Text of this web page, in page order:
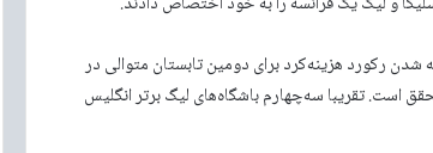
رکورد هزینه‌کرد برای دومین تابستان متوالی در
که رشد درآمد سالانه پس از همه‌گیری کووید-۱۹ در مسیر تحقق است. تقریبا سه‌چهارم باشگاه‌های لیگ برتر انگلیس